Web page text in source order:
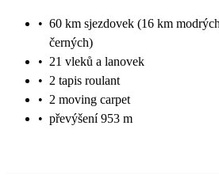
• 60 km sjezdovek (16 km
černých)
• 21 vleků a lanovek
• 2 tapis roulant
• 2 moving carpet
• převýšení 953 m